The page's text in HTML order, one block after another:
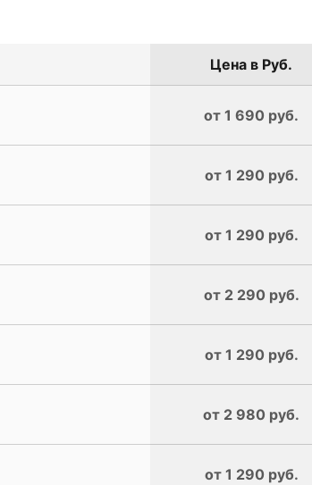
Цена в Руб.
от 1 690 руб.
от 1 290 руб.
от 1 290 руб.
от 2 290 руб.
от 1 290 руб.
от 2 980 руб.
от 1 290 руб.